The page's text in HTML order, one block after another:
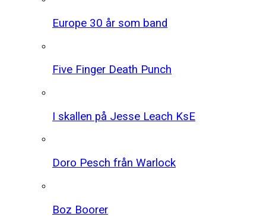
Europe 30 år som band
Five Finger Death Punch
I skallen på Jesse Leach KsE
Doro Pesch från Warlock
Boz Boorer